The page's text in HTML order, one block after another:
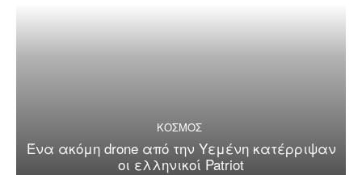
ΚΟΣΜΟΣ
Ένα ακόμη drone από την Υεμένη κατέρριψαν
οι ελληνικοί Patriot